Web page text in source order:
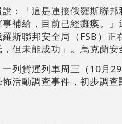
：「這是連接俄羅斯聯
補給，目前已經癱瘓。
斯聯邦安全局（FSB）
但未能成功」。烏克蘭安
列貨運列車周三（10月
活動調查事件，初步調查